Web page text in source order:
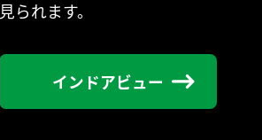
見られます。
インドアビュー